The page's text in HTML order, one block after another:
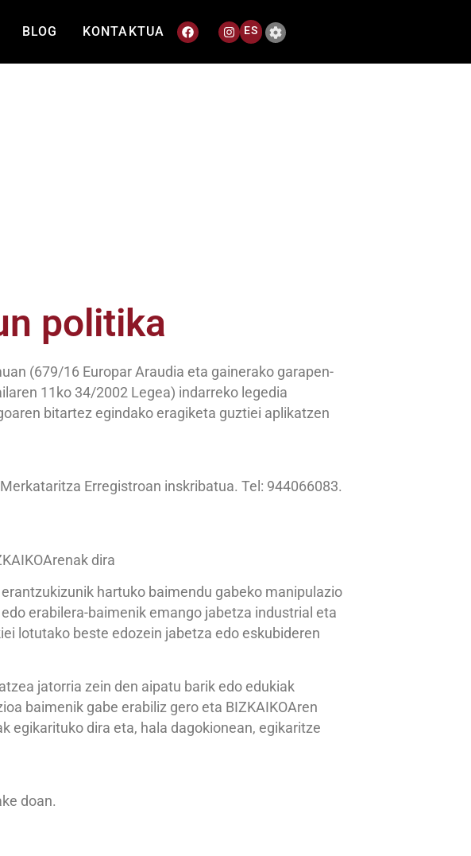
BLOG KONTAKTUA ES
politika
(679/16 Europar Araudia eta gainerako garapen-
11ko 34/2002 Legea) indarreko legedia
bitartez egindako eragiketa guztiei aplikatzen
Erregistroan inskribatua. Tel: 944066083.
dira
hartuko baimendu gabeko manipulazio
erabilera-baimenik emango jabetza industrial eta
lotutako beste edozein jabetza edo eskubideren
jatorria zein den aipatu barik edo edukiak
baimenik gabe erabiliz gero eta BIZKAIKOAren
egikarituko dira eta, hala dagokionean, egikaritze
doan.